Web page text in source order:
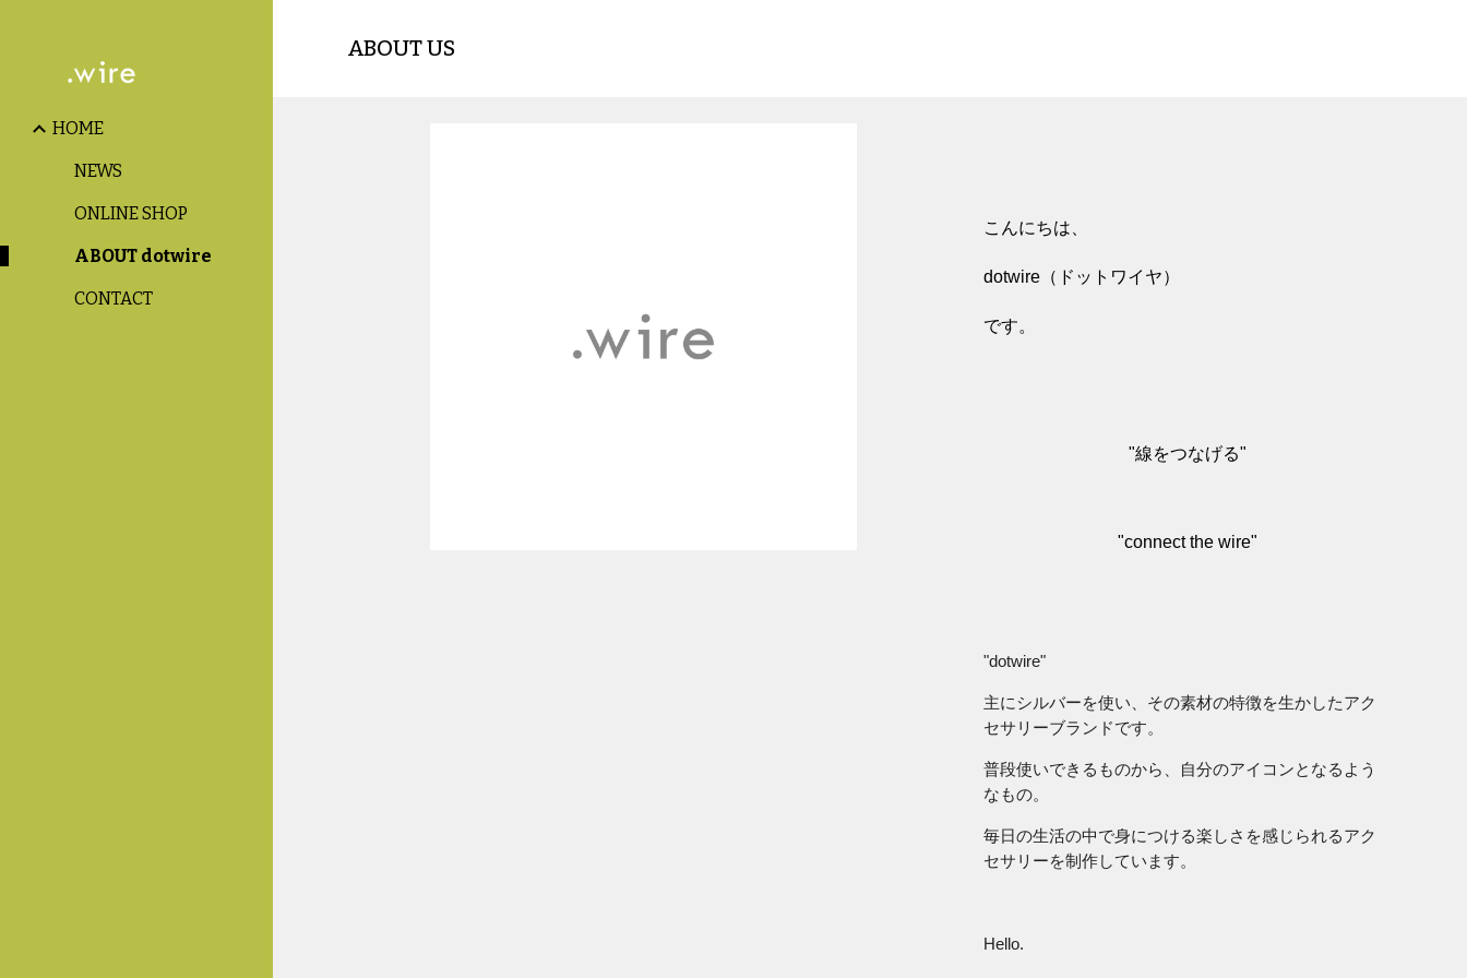
HOME
NEWS
ONLINE SHOP
ABOUT dotwire
CONTACT
ABOUT US
こんにちは、
dotwire（ドットワイヤ）
です。
"線をつなげる"
"connect the wire"
"dotwire"
主にシルバーを使い、その素材の特徴を生かしたアク
セサリーブランドです。
普段使いできるものから、自分のアイコンとなるよう
なもの。
毎日の生活の中で身につける楽しさを感じられるアク
セサリーを制作しています。
Hello.